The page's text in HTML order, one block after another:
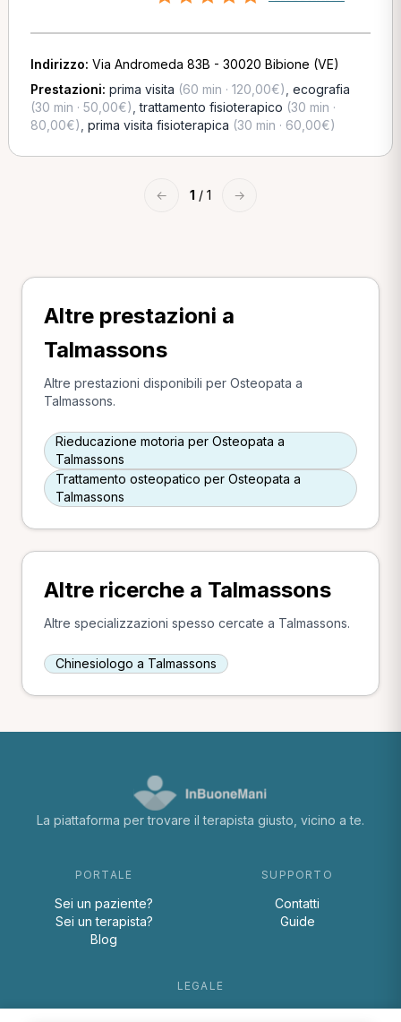
Indirizzo: Via Andromeda 83B - 30020 Bibione (VE)
Prestazioni: prima visita (60 min · 120,00€) ecografia
(30 min · 50,00€) ,trattamento fisioterapico (30 min ·
80,00€) prima visita fisioterapica (30 min · 60,00€)
← 1 / 1 →
Altre prestazioni a
Talmassons
Altre prestazioni disponibili per Osteopata a
Talmassons.
Rieducazione motoria per Osteopata a
Talmassons
Trattamento osteopatico per Osteopata a
Talmassons
Altre ricerche a Talmassons
Altre specializzazioni spesso cercate a Talmassons.
Chinesiologo a Talmassons
La piattaforma per trovare il terapista giusto, vicino a te.
PORTALE
Sei un paziente?
Sei un terapista?
Blog
SUPPORTO
Contatti
Guide
LEGALE